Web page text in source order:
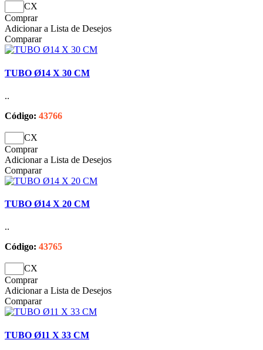
CX
Comprar
Adicionar a Lista de Desejos
Comparar
TUBO Ø14 X 30 CM
..
Código: 43766
CX
Comprar
Adicionar a Lista de Desejos
Comparar
TUBO Ø14 X 20 CM
..
Código: 43765
CX
Comprar
Adicionar a Lista de Desejos
Comparar
TUBO Ø11 X 33 CM